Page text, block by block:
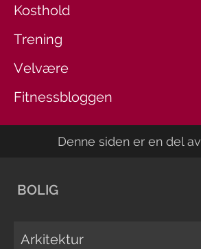
Kosthold
Trening
Velvære
Fitnessbloggen
Denne siden er en del av
BOLIG
Arkitektur